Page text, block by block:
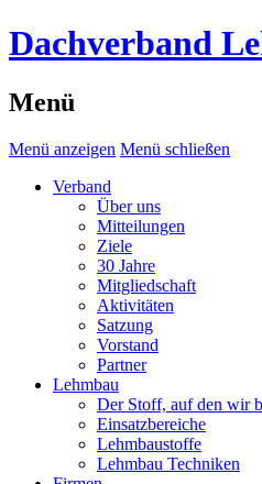
Dachverband
Menü
Menü anzeigen Menü schließen
Verband
Über uns
Mitteilungen
Ziele
30 Jahre
Mitgliedschaft
Aktivitäten
Satzung
Vorstand
Partner
Lehmbau
Der Stoff, auf den wir
Einsatzbereiche
Lehmbaustoffe
Lehmbau Techniken